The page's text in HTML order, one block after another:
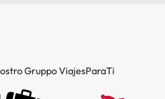
Gruppo ViajesParaTi